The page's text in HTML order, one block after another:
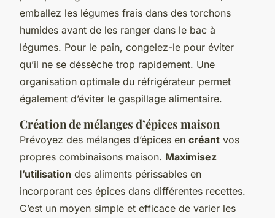
emballez les légumes frais dans des torchons
humides avant de les ranger dans le bac à
légumes. Pour le pain, congelez-le pour éviter
qu’il ne se déssèche trop rapidement. Une
organisation optimale du réfrigérateur permet
également d’éviter le gaspillage alimentaire.
Création de mélanges d’épices maison
Prévoyez des mélanges d’épices en créant vos
propres combinaisons maison. Maximisez
l’utilisation des aliments périssables en
incorporant ces épices dans différentes recettes.
C’est un moyen simple et efficace de varier les